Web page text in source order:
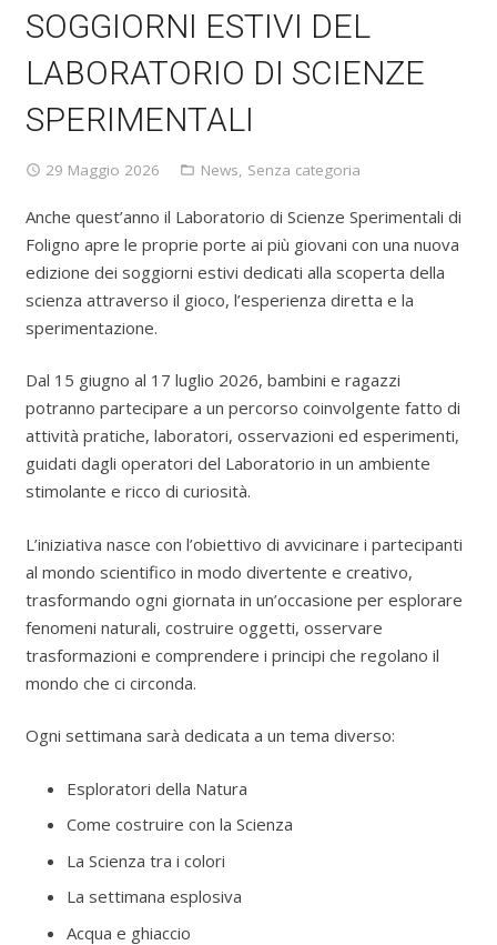
SOGGIORNI ESTIVI DEL
LABORATORIO DI SCIENZE
SPERIMENTALI
29 Maggio 2026 News, Senza categoria
Anche quest’anno il Laboratorio di Scienze Sperimentali di
Foligno apre le proprie porte ai più giovani con una nuova
edizione dei soggiorni estivi dedicati alla scoperta della
scienza attraverso il gioco, l’esperienza diretta e la
sperimentazione.
Dal 15 giugno al 17 luglio 2026, bambini e ragazzi
potranno partecipare a un percorso coinvolgente fatto di
attività pratiche, laboratori, osservazioni ed esperimenti,
guidati dagli operatori del Laboratorio in un ambiente
stimolante e ricco di curiosità.
L’iniziativa nasce con l’obiettivo di avvicinare i partecipanti
al mondo scientifico in modo divertente e creativo,
trasformando ogni giornata in un’occasione per esplorare
fenomeni naturali, costruire oggetti, osservare
trasformazioni e comprendere i principi che regolano il
mondo che ci circonda.
Ogni settimana sarà dedicata a un tema diverso:
Esploratori della Natura
Come costruire con la Scienza
La Scienza tra i colori
La settimana esplosiva
Acqua e ghiaccio